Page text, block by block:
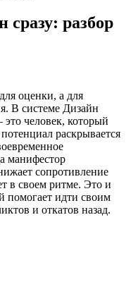
сразу: разбор
оценки, а для
В системе Дизайн
человек, который
раскрывается
манифестор
сопротивление
в своем ритме. Это и
помогает идти своим
и откатов назад.